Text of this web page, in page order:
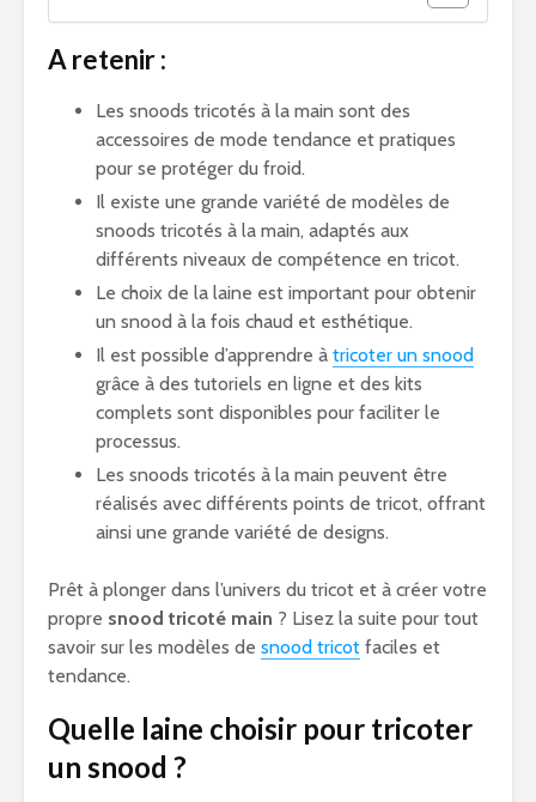
A retenir :
Les snoods tricotés à la main sont des
accessoires de mode tendance et pratiques
pour se protéger du froid.
Il existe une grande variété de modèles de
snoods tricotés à la main, adaptés aux
différents niveaux de compétence en tricot.
Le choix de la laine est important pour obtenir
un snood à la fois chaud et esthétique.
Il est possible d’apprendre à tricoter un snood
grâce à des tutoriels en ligne et des kits
complets sont disponibles pour faciliter le
processus.
Les snoods tricotés à la main peuvent être
réalisés avec différents points de tricot, offrant
ainsi une grande variété de designs.
Prêt à plonger dans l’univers du tricot et à créer votre
propre snood tricoté main ? Lisez la suite pour tout
savoir sur les modèles de snood tricot faciles et
tendance.
Quelle laine choisir pour tricoter
un snood ?